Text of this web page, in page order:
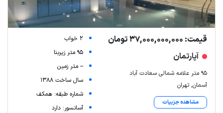
قیمت: 37,000,000,000 تومان
آپارتمان
۹۵ متر علامه شمالی سعادت آباد
آسمان, تهران
مشاهده جزییات
2 خواب
95 متر زیربنا
-- متر زمین
سال ساخت 1388
شماره طبقه: همکف
آسانسور: دارد